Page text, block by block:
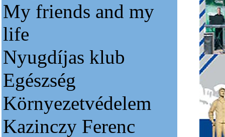
My friends and my
life
Nyugdíjas klub
Egészség
Környezetvédelem
Kazinczy Ferenc